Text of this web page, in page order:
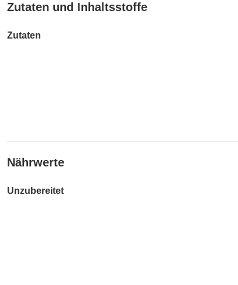
Zutaten und Inhaltsstoffe
Zutaten
Nährwerte
Unzubereitet